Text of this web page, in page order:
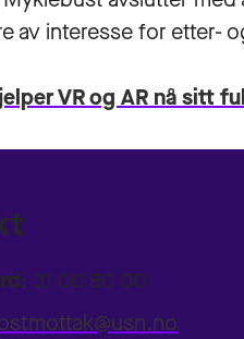
av interesse for etter-
VR og AR nå sitt
31 00 80 00